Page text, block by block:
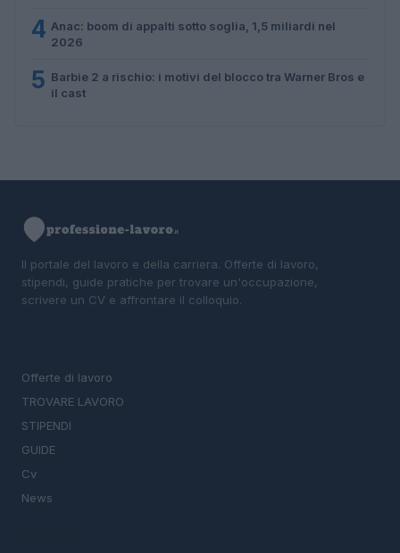
4 Anac: boom di appalti sotto soglia, 1,5 miliardi nel
2026
5 Barbie 2 a rischio: i motivi del blocco tra Warner Bros e
il cast
Il portale del lavoro e della carriera. Offerte di lavoro,
stipendi, guide pratiche per trovare un'occupazione,
scrivere un CV e affrontare il colloquio.
Offerte di lavoro
TROVARE LAVORO
STIPENDI
GUIDE
Cv
News